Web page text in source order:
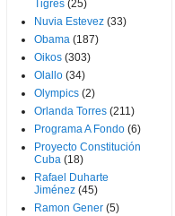
Tigres (25)
Nuvia Estevez (33)
Obama (187)
Oikos (303)
Olallo (34)
Olympics (2)
Orlanda Torres (211)
Programa A Fondo (6)
Proyecto Constitución
Cuba (18)
Rafael Duharte
Jiménez (45)
Ramon Gener (5)